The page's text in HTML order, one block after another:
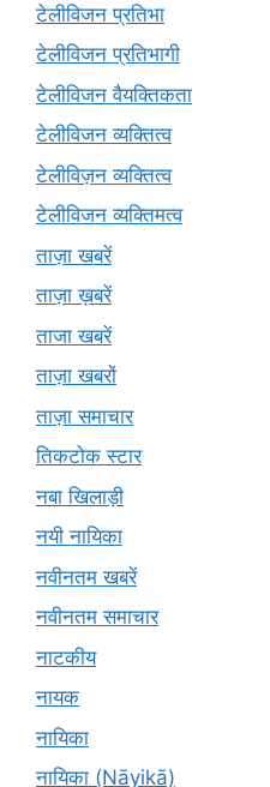
टेलीविजन प्रतिभा
टेलीविजन प्रतिभागी
टेलीविजन वैयक्तिकता
टेलीविजन व्यक्तित्व
टेलीविज़न व्यक्तित्व
टेलीविजन व्यक्तिमत्व
ताज़ा खबरें
ताज़ा ख़बरें
ताजा खबरें
ताज़ा खबरों
ताज़ा समाचार
तिकटोक स्टार
नबा खिलाड़ी
नयी नायिका
नवीनतम खबरें
नवीनतम समाचार
नाटकीय
नायक
नायिका
नायिका (Nāyikā)